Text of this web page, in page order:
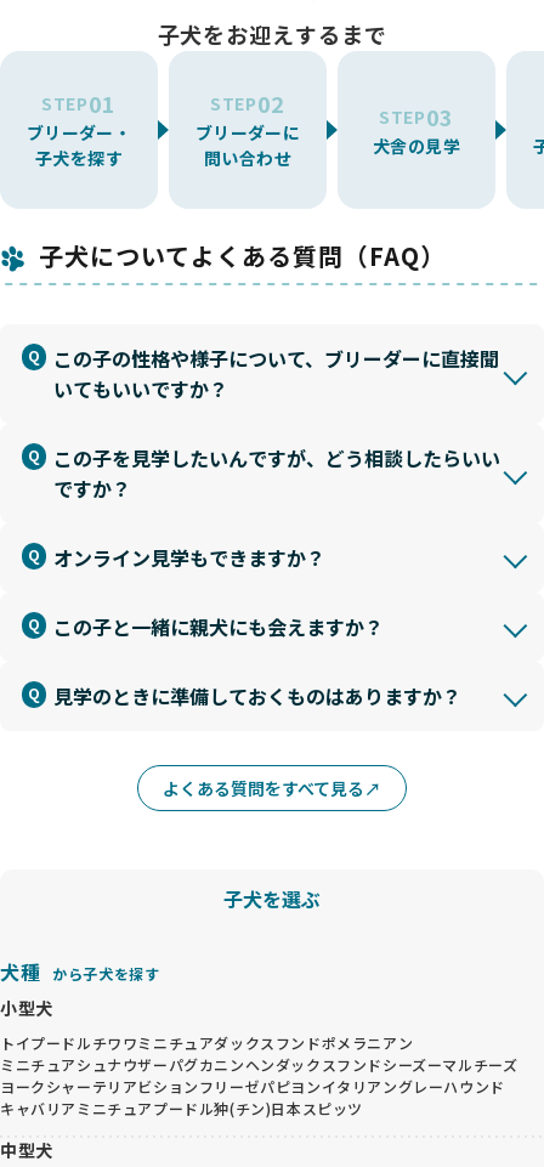
子犬をお迎えするまで
STEP01
ブリーダー・
子犬を探す
STEP02
ブリーダーに
問い合わせ
STEP03
犬舎の見学
子犬についてよくある質問（FAQ）
この子の性格や様子について、ブリーダーに直接聞
いてもいいですか？
この子を見学したいんですが、どう相談したらいい
ですか？
オンライン見学もできますか？
この子と一緒に親犬にも会えますか？
見学のときに準備しておくものはありますか？
よくある質問をすべて見る
子犬を選ぶ
犬種 から子犬を探す
小型犬
トイプードルチワワミニチュアダックスフンドポメラニアン
ミニチュアシュナウザーパグカニンヘンダックスフンドシーズーマルチーズ
ヨークシャーテリアビションフリーゼパピヨンイタリアングレーハウンド
キャバリア ミニチュアプードル狆(チン)日本スピッツ
中型犬